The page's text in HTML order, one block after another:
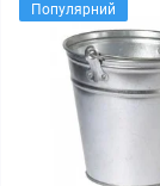
Популярний